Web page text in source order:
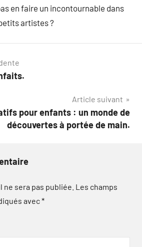
en faire un incontournable dans
artistes ?
Article suivant
pour enfants : un monde de
découvertes à portée de main.
sera pas publiée. Les champs
avec*